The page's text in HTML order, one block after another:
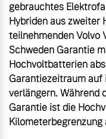
Sofort
gebrauchtes
Hybriden aus zweiter
teilnehmenden Volvo
Schweden Garantie
Hochvoltbatterien
Garantiezeitraum auf
verlängern. Während
Garantie ist die